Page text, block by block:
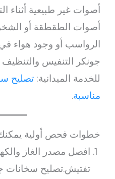
أصوات غير طبيعية أثناء
أصوات الطقطقة أو
الرواسب أو وجود هواء
جونكر التنفيس
للخدمة الميدانية:تصليح
مناسبة.
خطوات فحص أولية يمكنك
افصل مصدر الغاز
تفتيش.تصليح سخانات